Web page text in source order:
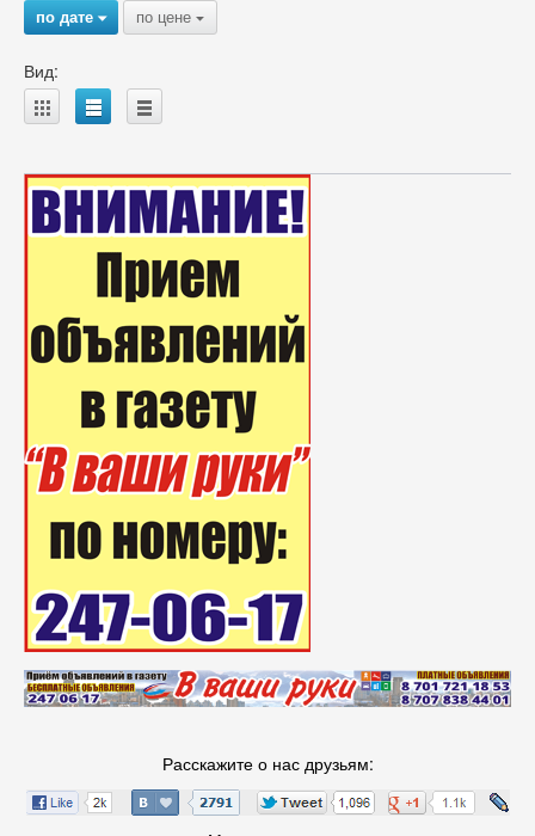
по дате{ по цене {
Вид:
A B C
Расскажите о нас друзьям: